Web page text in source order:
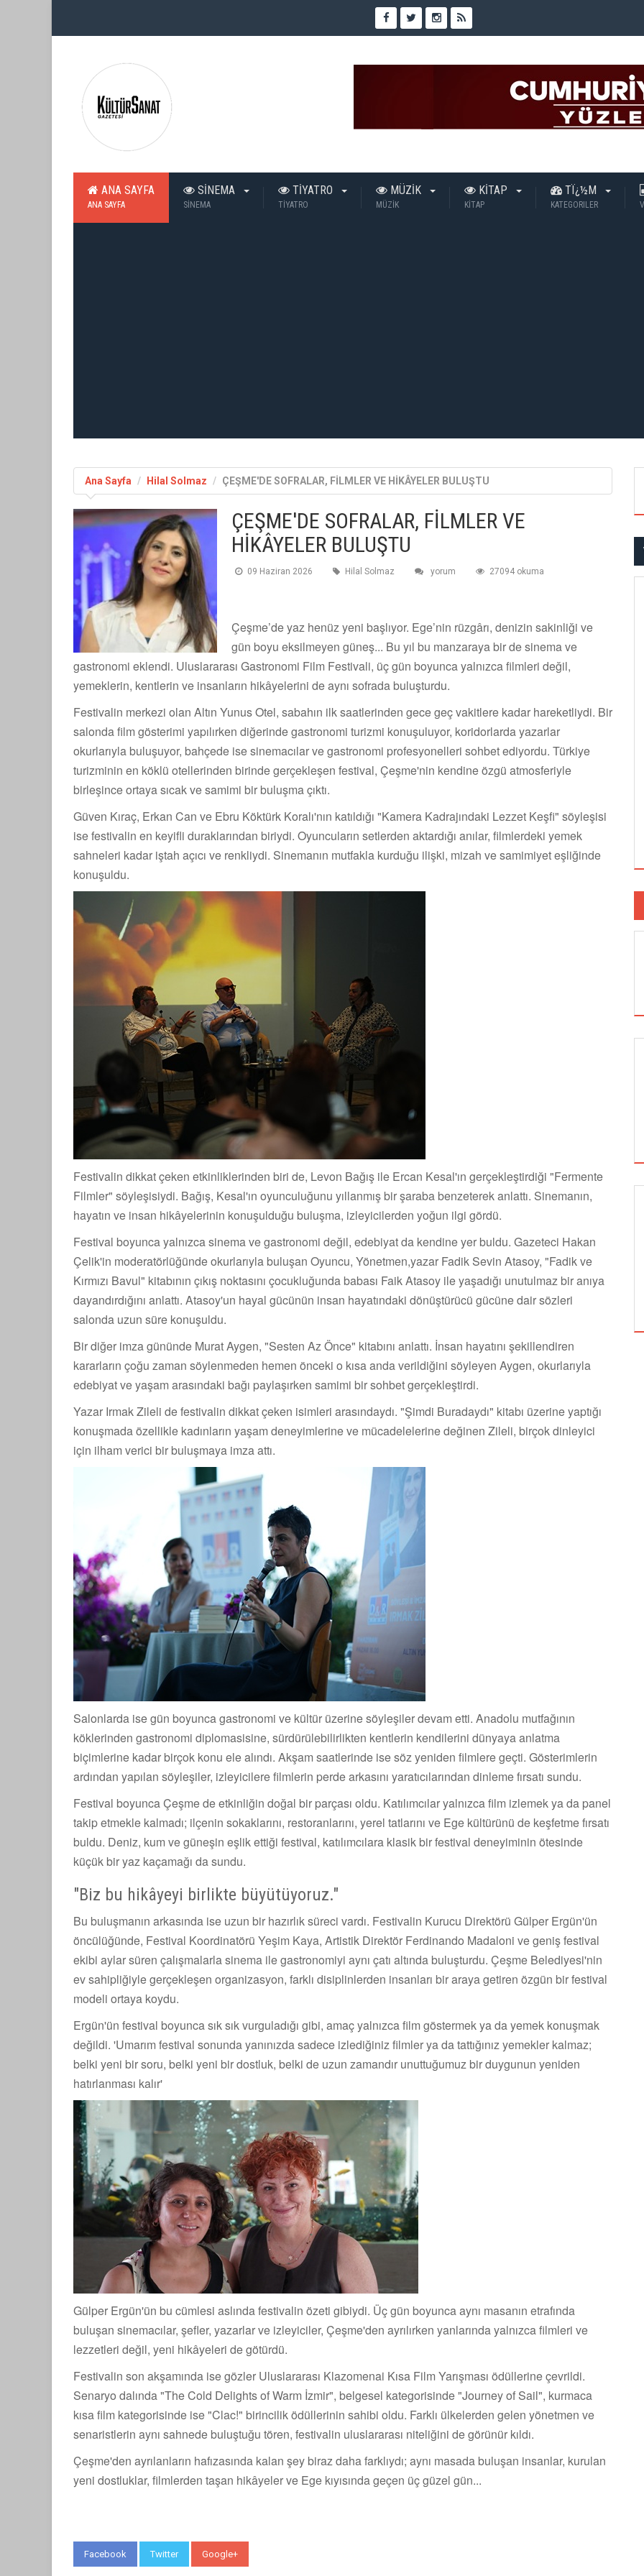
ANA SAYFA
ANA SAYFA
SİNEMA
SİNEMA
TİYATRO
TİYATRO
MÜZİK
MÜZİK
KİTAP
KİTAP
TÏ¿½M
KATEGORILER
Ana Sayfa Hilal Solmaz ÇEŞME'DE SOFRALAR, FİLMLER VE HİKÂYELER BULUŞTU
ÇEŞME'DE SOFRALAR, FİLMLER VE
HİKÂYELER BULUŞTU
09 Haziran 2026 Hilal Solmaz yorum 27094 okuma
Çeşme’de yaz henüz yeni başlıyor. Ege’nin rüzgârı, denizin sakinliği ve
gün boyu eksilmeyen güneş... Bu yıl bu manzaraya bir de sinema ve
gastronomi eklendi. Uluslararası Gastronomi Film Festivali, üç gün boyunca yalnızca filmleri değil,
yemeklerin, kentlerin ve insanların hikâyelerini de aynı sofrada buluşturdu.
Festivalin merkezi olan Altın Yunus Otel, sabahın ilk saatlerinden gece geç vakitlere kadar hareketliydi. Bir
salonda film gösterimi yapılırken diğerinde gastronomi turizmi konuşuluyor, koridorlarda yazarlar
okurlarıyla buluşuyor, bahçede ise sinemacılar ve gastronomi profesyonelleri sohbet ediyordu. Türkiye
turizminin en köklü otellerinden birinde gerçekleşen festival, Çeşme'nin kendine özgü atmosferiyle
birleşince ortaya sıcak ve samimi bir buluşma çıktı.
Güven Kıraç, Erkan Can ve Ebru Köktürk Koralı'nın katıldığı "Kamera Kadrajındaki Lezzet Keşfi" söyleşisi
ise festivalin en keyifli duraklarından biriydi. Oyuncuların setlerden aktardığı anılar, filmlerdeki yemek
sahneleri kadar iştah açıcı ve renkliydi. Sinemanın mutfakla kurduğu ilişki, mizah ve samimiyet eşliğinde
konuşuldu.
Festivalin dikkat çeken etkinliklerinden biri de, Levon Bağış ile Ercan Kesal'ın gerçekleştirdiği "Fermente
Filmler" söyleşisiydi. Bağış, Kesal'ın oyunculuğunu yıllanmış bir şaraba benzeterek anlattı. Sinemanın,
hayatın ve insan hikâyelerinin konuşulduğu buluşma, izleyicilerden yoğun ilgi gördü.
Festival boyunca yalnızca sinema ve gastronomi değil, edebiyat da kendine yer buldu. Gazeteci Hakan
Çelik'in moderatörlüğünde okurlarıyla buluşan Oyuncu, Yönetmen,yazar Fadik Sevin Atasoy, "Fadik ve
Kırmızı Bavul" kitabının çıkış noktasını çocukluğunda babası Faik Atasoy ile yaşadığı unutulmaz bir anıya
dayandırdığını anlattı. Atasoy'un hayal gücünün insan hayatındaki dönüştürücü gücüne dair sözleri
salonda uzun süre konuşuldu.
Bir diğer imza gününde Murat Aygen, "Sesten Az Önce" kitabını anlattı. İnsan hayatını şekillendiren
kararların çoğu zaman söylenmeden hemen önceki o kısa anda verildiğini söyleyen Aygen, okurlarıyla
edebiyat ve yaşam arasındaki bağı paylaşırken samimi bir sohbet gerçekleştirdi.
Yazar Irmak Zileli de festivalin dikkat çeken isimleri arasındaydı. "Şimdi Buradaydı" kitabı üzerine yaptığı
konuşmada özellikle kadınların yaşam deneyimlerine ve mücadelelerine değinen Zileli, birçok dinleyici
için ilham verici bir buluşmaya imza attı.
Salonlarda ise gün boyunca gastronomi ve kültür üzerine söyleşiler devam etti. Anadolu mutfağının
köklerinden gastronomi diplomasisine, sürdürülebilirlikten kentlerin kendilerini dünyaya anlatma
biçimlerine kadar birçok konu ele alındı. Akşam saatlerinde ise söz yeniden filmlere geçti. Gösterimlerin
ardından yapılan söyleşiler, izleyicilere filmlerin perde arkasını yaratıcılarından dinleme fırsatı sundu.
Festival boyunca Çeşme de etkinliğin doğal bir parçası oldu. Katılımcılar yalnızca film izlemek ya da panel
takip etmekle kalmadı; ilçenin sokaklarını, restoranlarını, yerel tatlarını ve Ege kültürünü de keşfetme fırsatı
buldu. Deniz, kum ve güneşin eşlik ettiği festival, katılımcılara klasik bir festival deneyiminin ötesinde
küçük bir yaz kaçamağı da sundu.
"Biz bu hikâyeyi birlikte büyütüyoruz."
Bu buluşmanın arkasında ise uzun bir hazırlık süreci vardı. Festivalin Kurucu Direktörü Gülper Ergün'ün
öncülüğünde, Festival Koordinatörü Yeşim Kaya, Artistik Direktör Ferdinando Madaloni ve geniş festival
ekibi aylar süren çalışmalarla sinema ile gastronomiyi aynı çatı altında buluşturdu. Çeşme Belediyesi'nin
ev sahipliğiyle gerçekleşen organizasyon, farklı disiplinlerden insanları bir araya getiren özgün bir festival
modeli ortaya koydu.
Ergün'ün festival boyunca sık sık vurguladığı gibi, amaç yalnızca film göstermek ya da yemek konuşmak
değildi. 'Umarım festival sonunda yanınızda sadece izlediğiniz filmler ya da tattığınız yemekler kalmaz;
belki yeni bir soru, belki yeni bir dostluk, belki de uzun zamandır unuttuğumuz bir duygunun yeniden
hatırlanması kalır'
Gülper Ergün'ün bu cümlesi aslında festivalin özeti gibiydi. Üç gün boyunca aynı masanın etrafında
buluşan sinemacılar, şefler, yazarlar ve izleyiciler, Çeşme'den ayrılırken yanlarında yalnızca filmleri ve
lezzetleri değil, yeni hikâyeleri de götürdü.
Festivalin son akşamında ise gözler Uluslararası Klazomenai Kısa Film Yarışması ödüllerine çevrildi.
Senaryo dalında "The Cold Delights of Warm İzmir", belgesel kategorisinde "Journey of Sail", kurmaca
kısa film kategorisinde ise "Clac!" birincilik ödüllerinin sahibi oldu. Farklı ülkelerden gelen yönetmen ve
senaristlerin aynı sahnede buluştuğu tören, festivalin uluslararası niteliğini de görünür kıldı.
Çeşme'den ayrılanların hafızasında kalan şey biraz daha farklıydı; aynı masada buluşan insanlar, kurulan
yeni dostluklar, filmlerden taşan hikâyeler ve Ege kıyısında geçen üç güzel gün...
Facebook Twitter Google+
ALTIN KOZA'NIN ONUR ÖDÜLLERİ FERZAN
ÖZPETEK VE VAHİDE PERÇİN'İN